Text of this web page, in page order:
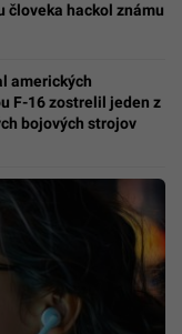
človeka hackol známu
amerických
F-16 zostrelil jeden z
bojových strojov